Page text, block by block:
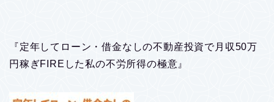
『定年してローン・借金なしの不動産投資で月収50万
円稼ぎFIREした私の不労所得の極意』